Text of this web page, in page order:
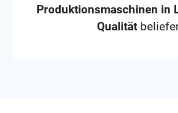
Produktionsmaschinen in
Qualität